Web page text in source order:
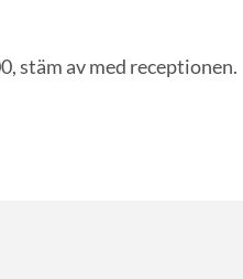
stäm av med receptionen.